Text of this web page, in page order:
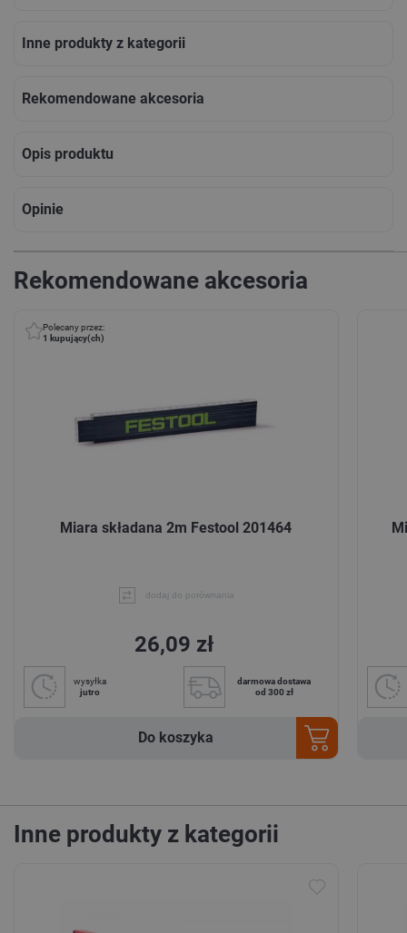
Inne produkty z kategorii
Rekomendowane akcesoria
Opis produktu
Opinie
Rekomendowane akcesoria
Polecany przez:
1 kupujący(ch)
Miara składana 2m Festool 201464
dodaj do porównania
26,09 zł
wysyłka
jutro
darmowa dostawa
od 300 zł
Do koszyka
Inne produkty z kategorii